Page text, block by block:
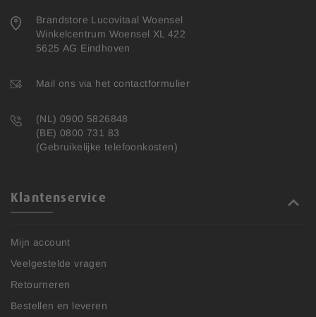
Brandstore Lucovitaal Woensel
Winkelcentrum Woensel XL 422
5625 AG Eindhoven
Mail ons via het contactformulier
(NL) 0900 5826848
(BE) 0800 731 83
(Gebruikelijke telefoonkosten)
Klantenservice
Mijn account
Veelgestelde vragen
Retourneren
Bestellen en leveren